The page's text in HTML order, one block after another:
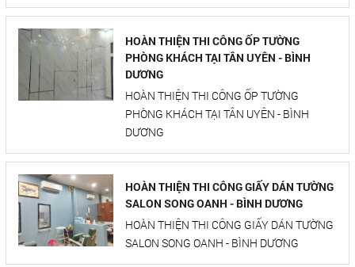
HOÀN THIỆN THI CÔNG ỐP TƯỜNG
PHÒNG KHÁCH TẠI TÂN UYÊN - BÌNH
DƯƠNG
HOÀN THIỆN THI CÔNG ỐP TƯỜNG
PHÒNG KHÁCH TẠI TÂN UYÊN - BÌNH
DƯƠNG
HOÀN THIỆN THI CÔNG GIẤY DÁN TƯỜNG
SALON SONG OANH - BÌNH DƯƠNG
HOÀN THIỆN THI CÔNG GIẤY DÁN TƯỜNG
SALON SONG OANH - BÌNH DƯƠNG